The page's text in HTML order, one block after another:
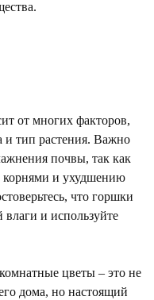
от многих факторов,
и тип растения. Важно
почвы, так как
корнями и ухудшению
что горшки
и используйте
цветы – это не
дома, но настоящий